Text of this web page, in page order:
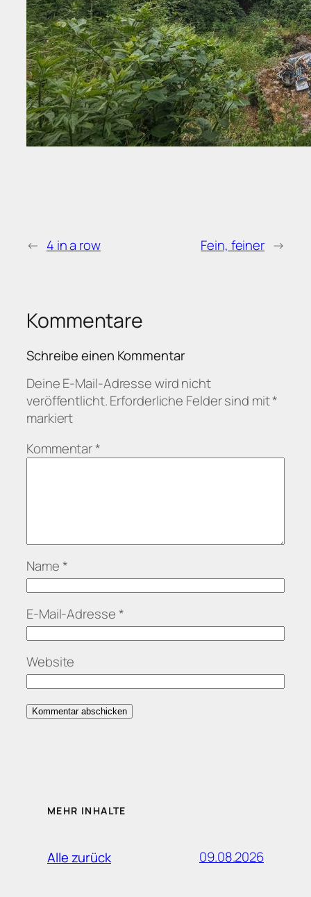
← 4 in a row Fein, feiner →
Kommentare
Schreibe einen Kommentar
Deine E-Mail-Adresse wird nicht
veröffentlicht.Erforderliche Felder sind mit*
markiert
Kommentar*
Name *
E-Mail-Adresse *
Website
MEHR INHALTE
Alle zurück 09.08.2026